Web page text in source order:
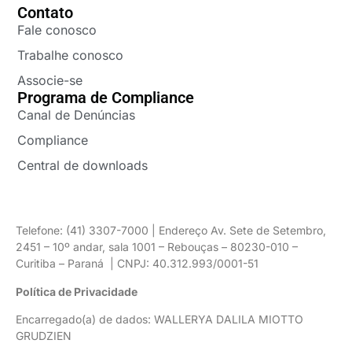
Contato
Fale conosco
Trabalhe conosco
Associe-se
Programa de Compliance
Canal de Denúncias
Compliance
Central de downloads
Telefone: (41) 3307-7000 | Endereço Av. Sete de Setembro,
2451 – 10º andar, sala 1001 – Rebouças – 80230-010 –
Curitiba – Paraná | CNPJ: 40.312.993/0001-51
Política de Privacidade
Encarregado(a) de dados: WALLERYA DALILA MIOTTO
GRUDZIEN